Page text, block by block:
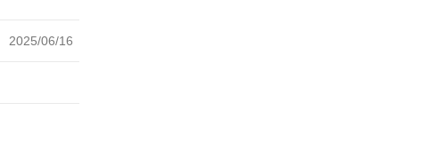
2025/06/16